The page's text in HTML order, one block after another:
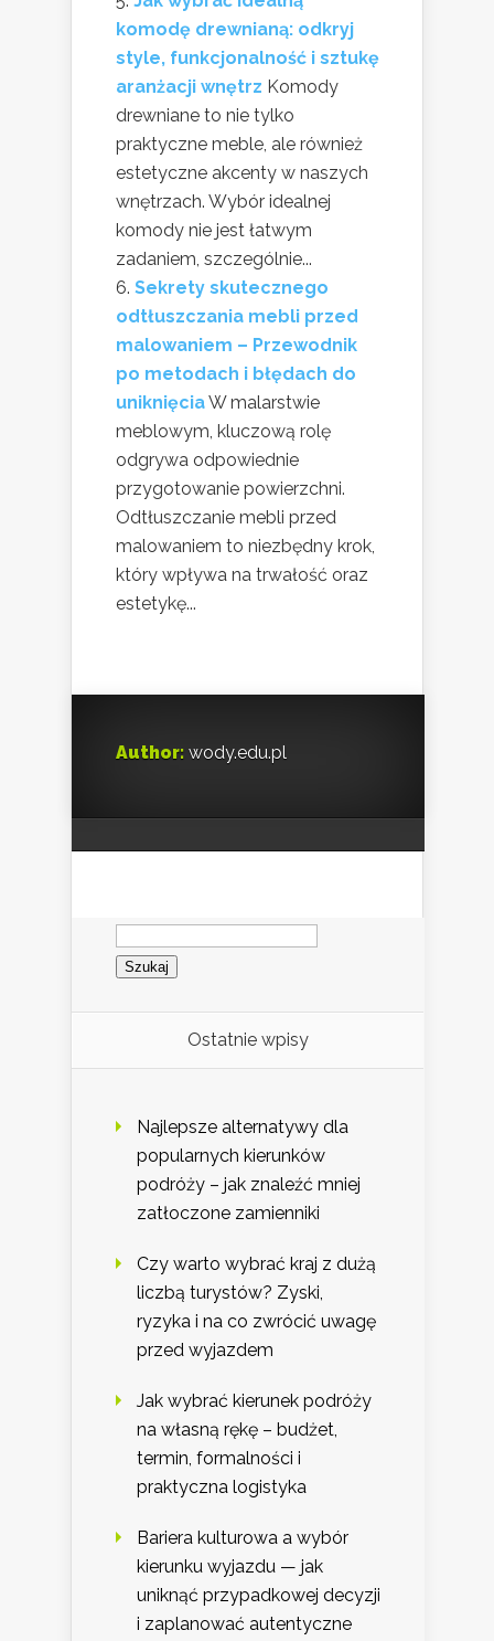
komodę drewnianą: odkryj
style, funkcjonalność i sztukę
aranżacji wnętrz Komody
drewniane to nie tylko
praktyczne meble, ale również
estetyczne akcenty w naszych
wnętrzach. Wybór idealnej
komody nie jest łatwym
zadaniem, szczególnie...
Sekrety skutecznego
odtłuszczania mebli przed
malowaniem – Przewodnik
po metodach i błędach do
uniknięciaW malarstwie
meblowym, kluczową rolę
odgrywa odpowiednie
przygotowanie powierzchni.
Odtłuszczanie mebli przed
malowaniem to niezbędny krok,
który wpływa na trwałość oraz
estetykę...
Author: wody.edu.pl
Szukaj:
Ostatnie wpisy
Najlepsze alternatywy dla
popularnych kierunków
podróży – jak znaleźć mniej
zatłoczone zamienniki
Czy warto wybrać kraj z dużą
liczbą turystów? Zyski,
ryzyka i na co zwrócić uwagę
przed wyjazdem
Jak wybrać kierunek podróży
na własną rękę – budżet,
termin, formalności i
praktyczna logistyka
Bariera kulturowa a wybór
kierunku wyjazdu — jak
uniknąć przypadkowej decyzji
i zaplanować autentyczne